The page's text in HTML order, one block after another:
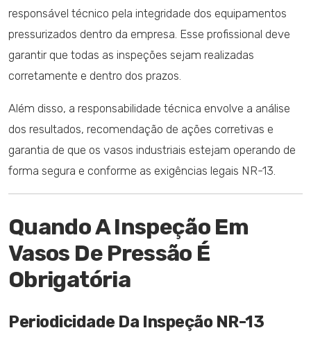
responsável técnico pela integridade dos equipamentos
pressurizados dentro da empresa. Esse profissional deve
garantir que todas as inspeções sejam realizadas
corretamente e dentro dos prazos.
Além disso, a responsabilidade técnica envolve a análise
dos resultados, recomendação de ações corretivas e
garantia de que os vasos industriais estejam operando de
forma segura e conforme as exigências legais NR-13.
Quando A Inspeção Em
Vasos De Pressão É
Obrigatória
Periodicidade Da Inspeção NR-13